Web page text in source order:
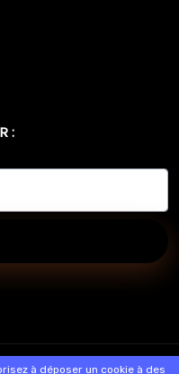
:
gestion de commande sur
à déposer un cookie à des